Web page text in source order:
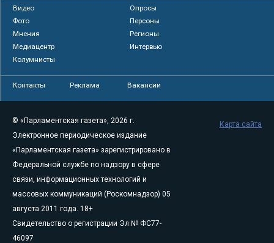
Видео
Опросы
Фото
Персоны
Мнения
Регионы
Медиацентр
Интервью
Колумнисты
Контакты Реклама Вакансии
© «Парламентская газета», 2026 г.
Электронное периодическое издание
«Парламентская газета» зарегистрировано в
Федеральной службе по надзору в сфере
связи, информационных технологий и
массовых коммуникаций (Роскомнадзор) 05
августа 2011 года. 18+
Свидетельство о регистрации Эл № ФС77-
46097
Карта сайта